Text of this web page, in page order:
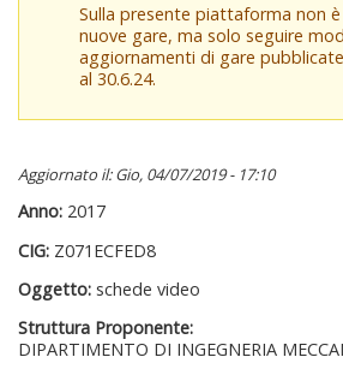
Sulla presente piattaforma non
nuove gare, ma solo seguire
aggiornamenti di gare
al 30.6.24.
Aggiornato il: Gio, 04/07/2019 - 17:10
Anno: 2017
CIG: Z071ECFED8
Oggetto: schede video
Struttura Proponente:
DIPARTIMENTO DI INGEGNERIA